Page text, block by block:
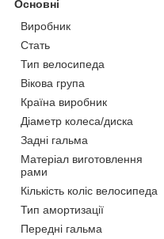
Основні
Виробник
Стать
Тип велосипеда
Вікова група
Країна виробник
Діаметр колеса/диска
Задні гальма
Матеріал виготовлення
рами
Кількість коліс велосипеда
Тип амортизації
Передні гальма